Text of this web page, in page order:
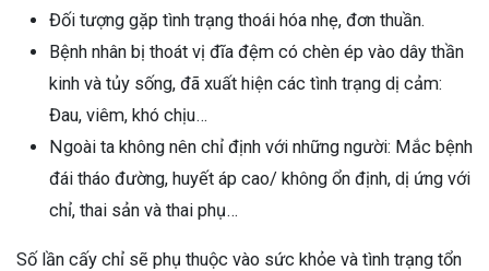
Đối tượng gặp tình trạng thoái hóa nhẹ, đơn thuần.
Bệnh nhân bị thoát vị đĩa đệm có chèn ép vào dây thần
kinh và tủy sống, đã xuất hiện các tình trạng dị cảm:
Đau, viêm, khó chịu…
Ngoài ta không nên chỉ định với những người: Mắc bệnh
đái tháo đường, huyết áp cao/ không ổn định, dị ứng với
chỉ, thai sản và thai phụ…
Số lần cấy chỉ sẽ phụ thuộc vào sức khỏe và tình trạng tổn